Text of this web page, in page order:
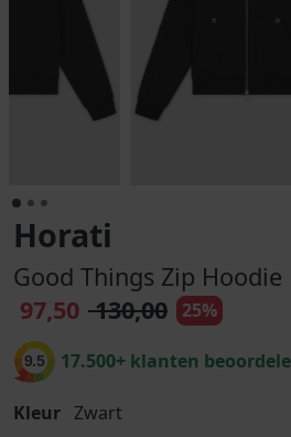
Horati
Good Things Zip
97,50 130,00 25%
9.5 17.500+ klanten
Kleur Zwart